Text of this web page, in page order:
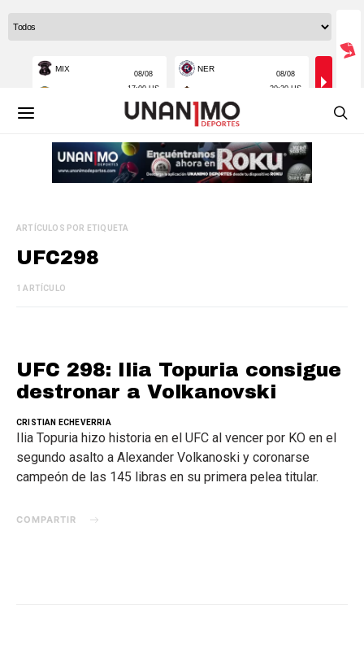
ARTÍCULOS POR ETIQUETA
UFC298
1 ARTÍCULO
UFC 298: Ilia Topuria consigue
destronar a Volkanovski
CRISTIAN ECHEVERRIA
Ilia Topuria hizo historia en el UFC al vencer por KO en el
segundo asalto a Alexander Volkanoski y coronarse
campeón de las 145 libras en su primera pelea titular.
COMPARTIR